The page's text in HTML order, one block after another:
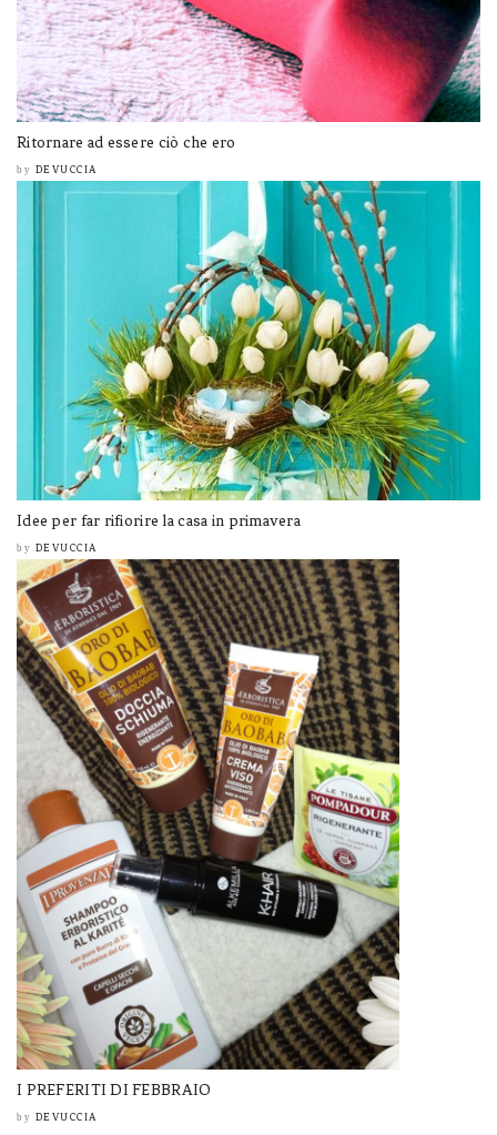
Ritornare ad essere ciò che ero
by DEVUCCIA
Idee per far rifiorire la casa in primavera
by DEVUCCIA
I PREFERITI DI FEBBRAIO
by DEVUCCIA